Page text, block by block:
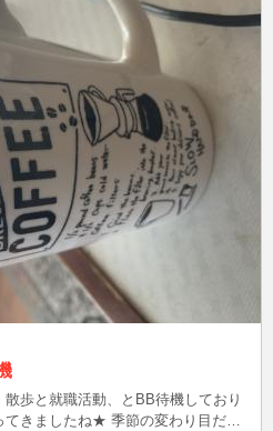
歩と就職活動、とBB待機しており
きましたね★ 季節の変わり目だか